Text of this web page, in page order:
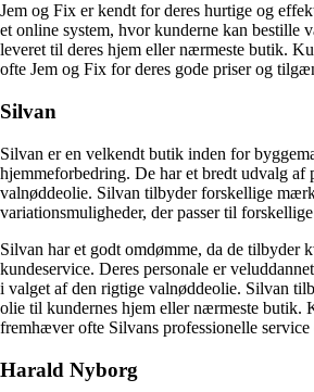
Jem og Fix er kendt for deres hurtige og
et online system, hvor kunderne kan bestille
leveret til deres hjem eller nærmeste butik.
ofte Jem og Fix for deres gode priser og
Silvan
Silvan er en velkendt butik inden for
hjemmeforbedring. De har et bredt udvalg af
valnøddeolie. Silvan tilbyder forskellige
variationsmuligheder, der passer til
Silvan har et godt omdømme, da de tilbyder
kundeservice. Deres personale er
i valget af den rigtige valnøddeolie. Silvan
olie til kundernes hjem eller nærmeste butik.
fremhæver ofte Silvans professionelle
Harald Nyborg